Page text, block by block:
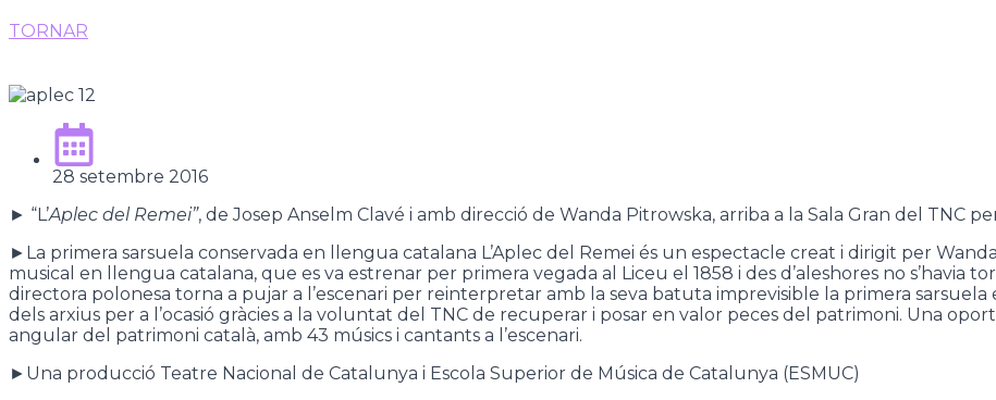
TORNAR
28 setembre 2016
► “L’Aplec del Remei”, de Josep Anselm Clavé i amb direcció de Wanda Pitrowska, arriba a la Sala Gran del TNC
►La primera sarsuela conservada en llengua catalana L’Aplec del Remei és un espectacle creat i dirigit per
musical en llengua catalana, que es va estrenar per primera vegada al Liceu el 1858 i des d’aleshores no s’havia
directora polonesa torna a pujar a l’escenari per reinterpretar amb la seva batuta imprevisible la primera
dels arxius per a l’ocasió gràcies a la voluntat del TNC de recuperar i posar en valor peces del patrimoni. Una
angular del patrimoni català, amb 43 músics i cantants a l’escenari.
►Una producció Teatre Nacional de Catalunya i Escola Superior de Música de Catalunya (ESMUC)